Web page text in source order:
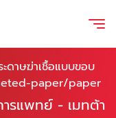
ดาษฆ่าเชื้อแบบขอบ
paper/paper
ารแพทย์ - เมทต้า